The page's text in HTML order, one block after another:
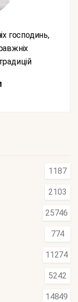
1187
2103
25746
774
11274
5242
14849